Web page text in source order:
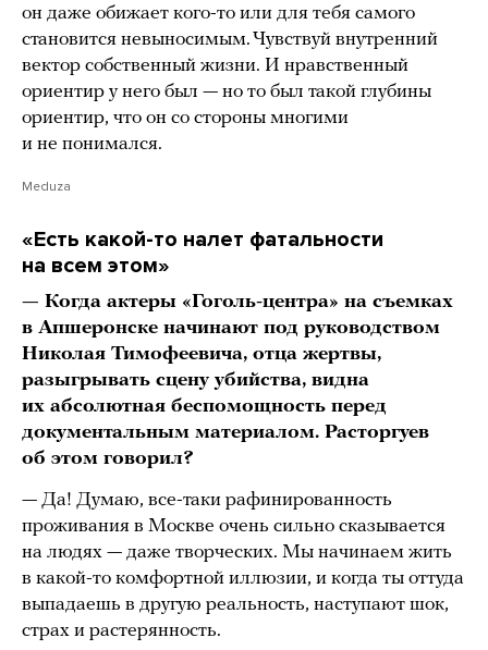
он даже обижает кого-то или для тебя самого
становится невыносимым. Чувствуй внутренний
вектор собственный жизни. И нравственный
ориентир у него был — но то был такой глубины
ориентир, что он со стороны многими
и не понимался.
Meduza
«Есть какой-то налет фатальности
на всем этом»
— Когда актеры «Гоголь-центра» на съемках
в Апшеронске начинают под руководством
Николая Тимофеевича, отца жертвы,
разыгрывать сцену убийства, видна
их абсолютная беспомощность перед
документальным материалом. Расторгуев
об этом говорил?
— Да! Думаю, все-таки рафинированность
проживания в Москве очень сильно сказывается
на людях — даже творческих. Мы начинаем жить
в какой-то комфортной иллюзии, и когда ты оттуда
выпадаешь в другую реальность, наступают шок,
страх и растерянность.